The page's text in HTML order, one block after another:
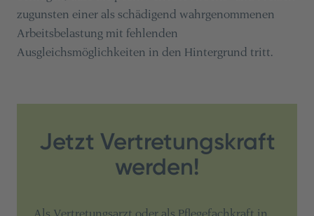
zugunsten einer als schädigend wahrgenommenen
Arbeitsbelastung mit fehlenden
Ausgleichsmöglichkeiten in den Hintergrund tritt.
Jetzt Vertretungskraft
werden!